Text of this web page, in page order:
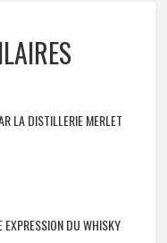
LA DISTILLERIE MERLET
DU WHISKY